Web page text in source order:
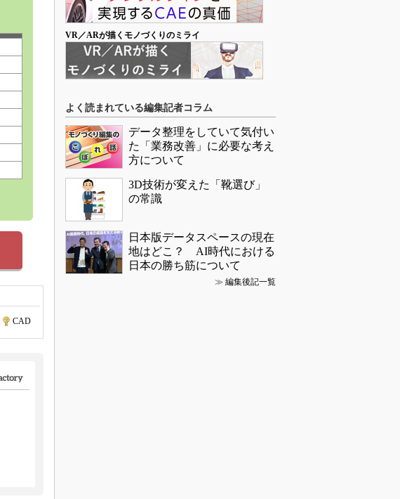
CAD
VR／ARが描くモノづくりのミライ
よく読まれている編集記者コラム
データ整理をしていて気付い
た「業務改善」に必要な考え
方について
3D技術が変えた「靴選び」
の常識
日本版データスペースの現在
地はどこ？ AI時代における
日本の勝ち筋について
≫ 編集後記一覧